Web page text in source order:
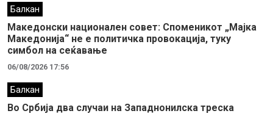
Балкан
Македонски национален совет: Споменикот „Мајка
Македонија“ не е политичка провокација, туку
симбол на сеќавање
06/08/2026 17:56
Балкан
Во Србија два случaи на Западнонилска треска